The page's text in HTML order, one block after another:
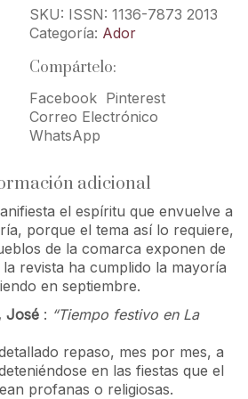
SKU: ISSN: 1136-7873 2013
Categoría: Ador
Compártelo:
Facebook Pinterest
Correo Electrónico
WhatsApp
adicional
el espíritu que envuelve a
porque el tema así lo requiere,
de la comarca exponen de
revista ha cumplido la mayoría
en septiembre.
José : “Tiempo festivo en La
repaso, mes por mes, a
en las fiestas que el
profanas o religiosas.